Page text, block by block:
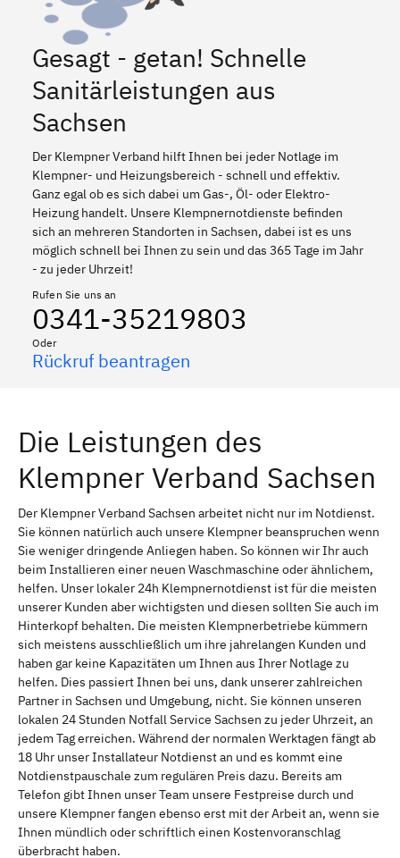
Gesagt - getan! Schnelle
Sanitärleistungen aus
Sachsen
Der Klempner Verband hilft Ihnen bei jeder Notlage im
Klempner- und Heizungsbereich - schnell und effektiv.
Ganz egal ob es sich dabei um Gas-, Öl- oder Elektro-
Heizung handelt. Unsere Klempnernotdienste befinden
sich an mehreren Standorten in Sachsen, dabei ist es uns
möglich schnell bei Ihnen zu sein und das 365 Tage im Jahr
- zu jeder Uhrzeit!
Rufen Sie uns an
0341-35219803
Oder
Rückruf beantragen
Die Leistungen des
Klempner Verband Sachsen
Der Klempner Verband Sachsen arbeitet nicht nur im Notdienst.
Sie können natürlich auch unsere Klempner beanspruchen wenn
Sie weniger dringende Anliegen haben. So können wir Ihr auch
beim Installieren einer neuen Waschmaschine oder ähnlichem,
helfen. Unser lokaler 24h Klempnernotdienst ist für die meisten
unserer Kunden aber wichtigsten und diesen sollten Sie auch im
Hinterkopf behalten. Die meisten Klempnerbetriebe kümmern
sich meistens ausschließlich um ihre jahrelangen Kunden und
haben gar keine Kapazitäten um Ihnen aus Ihrer Notlage zu
helfen. Dies passiert Ihnen bei uns, dank unserer zahlreichen
Partner in Sachsen und Umgebung, nicht. Sie können unseren
lokalen 24 Stunden Notfall Service Sachsen zu jeder Uhrzeit, an
jedem Tag erreichen. Während der normalen Werktagen fängt ab
18 Uhr unser Installateur Notdienst an und es kommt eine
Notdienstpauschale zum regulären Preis dazu. Bereits am
Telefon gibt Ihnen unser Team unsere Festpreise durch und
unsere Klempner fangen ebenso erst mit der Arbeit an, wenn sie
Ihnen mündlich oder schriftlich einen Kostenvoranschlag
überbracht haben.